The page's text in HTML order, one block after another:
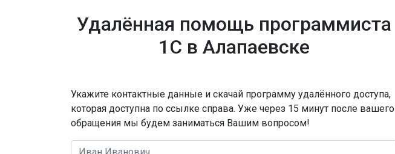
Удалённая помощь программиста
1С в Алапаевске
Укажите контактные данные и скачай программу удалённого доступа,
которая доступна по ссылке справа. Уже через 15 минут после вашего
обращения мы будем заниматься Вашим вопросом!